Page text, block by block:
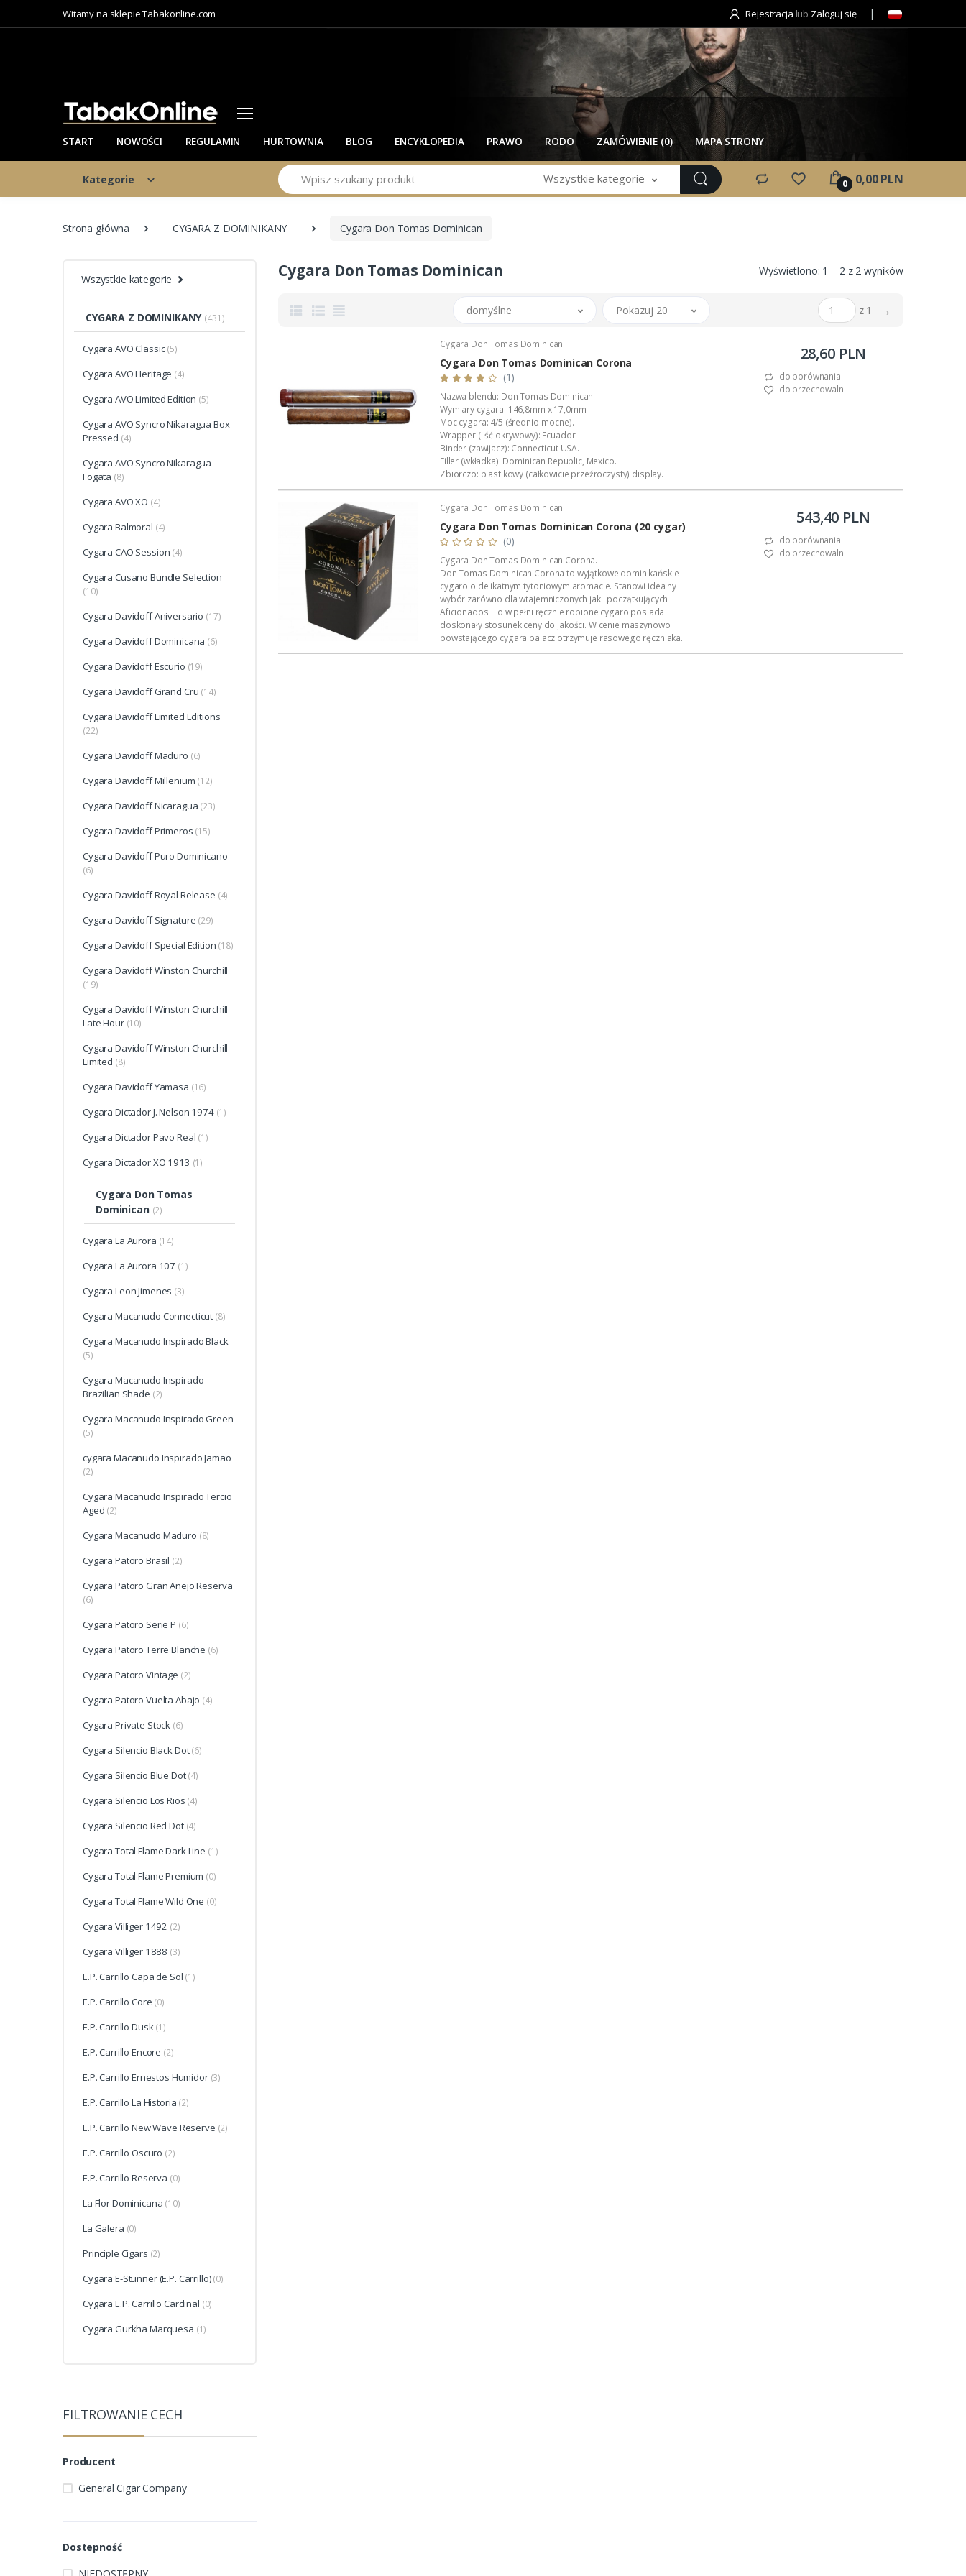
Witamy na sklepie Tabakonline.com Rejestracja lub Zaloguj się
START NOWOŚCI REGULAMIN HURTOWNIA BLOG ENCYKLOPEDIA PRAWO RODO ZAMÓWIENIE (0) MAPA STRONY
Kategorie
Szukaj Wszystkie kategorie 0 0,00 PLN
Strona główna CYGARA Z DOMINIKANY Cygara Don Tomas Dominican
Wszystkie kategorie
CYGARA Z DOMINIKANY (431)
Cygara AVO Classic (5)
Cygara AVO Heritage (4)
Cygara AVO Limited Edition (5)
Cygara AVO Syncro Nikaragua Box
Pressed (4)
Cygara AVO Syncro Nikaragua
Fogata (8)
Cygara AVO XO (4)
Cygara Balmoral (4)
Cygara CAO Session (4)
Cygara Cusano Bundle Selection
(10)
Cygara Davidoff Aniversario (17)
Cygara Davidoff Dominicana (6)
Cygara Davidoff Escurio (19)
Cygara Davidoff Grand Cru (14)
Cygara Davidoff Limited Editions
(22)
Cygara Davidoff Maduro (6)
Cygara Davidoff Millenium (12)
Cygara Davidoff Nicaragua (23)
Cygara Davidoff Primeros (15)
Cygara Davidoff Puro Dominicano
(6)
Cygara Davidoff Royal Release (4)
Cygara Davidoff Signature (29)
Cygara Davidoff Special Edition (18)
Cygara Davidoff Winston Churchill
(19)
Cygara Davidoff Winston Churchill
Late Hour (10)
Cygara Davidoff Winston Churchill
Limited (8)
Cygara Davidoff Yamasa (16)
Cygara Dictador J. Nelson 1974 (1)
Cygara Dictador Pavo Real (1)
Cygara Dictador XO 1913 (1)
Cygara Don Tomas
Dominican (2)
Cygara La Aurora (14)
Cygara La Aurora 107 (1)
Cygara Leon Jimenes (3)
Cygara Macanudo Connecticut (8)
Cygara Macanudo Inspirado Black
(5)
Cygara Macanudo Inspirado
Brazilian Shade (2)
Cygara Macanudo Inspirado Green
(5)
cygara Macanudo Inspirado Jamao
(2)
Cygara Macanudo Inspirado Tercio
Aged (2)
Cygara Macanudo Maduro (8)
Cygara Patoro Brasil (2)
Cygara Patoro Gran Añejo Reserva
(6)
Cygara Patoro Serie P (6)
Cygara Patoro Terre Blanche (6)
Cygara Patoro Vintage (2)
Cygara Patoro Vuelta Abajo (4)
Cygara Private Stock (6)
Cygara Silencio Black Dot (6)
Cygara Silencio Blue Dot (4)
Cygara Silencio Los Rios (4)
Cygara Silencio Red Dot (4)
Cygara Total Flame Dark Line (1)
Cygara Total Flame Premium (0)
Cygara Total Flame Wild One (0)
Cygara Villiger 1492 (2)
Cygara Villiger 1888 (3)
E.P. Carrillo Capa de Sol (1)
E.P. Carrillo Core (0)
E.P. Carrillo Dusk (1)
E.P. Carrillo Encore (2)
E.P. Carrillo Ernestos Humidor (3)
E.P. Carrillo La Historia (2)
E.P. Carrillo New Wave Reserve (2)
E.P. Carrillo Oscuro (2)
E.P. Carrillo Reserva (0)
La Flor Dominicana (10)
La Galera (0)
Principle Cigars (2)
Cygara E-Stunner (E.P. Carrillo) (0)
Cygara E.P. Carrillo Cardinal (0)
Cygara Gurkha Marquesa (1)
FILTROWANIE CECH
Producent
General Cigar Company
Dostepność
Cygara Don Tomas Dominican Wyświetlono: 1 – 2 z 2 wyników
domyślne Pokazuj 20 z 1 →
Cygara Don Tomas Dominican
Cygara Don Tomas Dominican Corona
(1)
Nazwa blendu: Don Tomas Dominican.
Wymiary cygara: 146,8mm x 17,0mm.
Moc cygara: 4/5 (średnio-mocne).
Wrapper (liść okrywowy): Ecuador.
Binder (zawijacz): Connecticut USA.
Filler (wkładka): Dominican Republic, Mexico.
Zbiorczo: plastikowy (całkowicie przeźroczysty) display.
Wykonanie: całkowicie ręczne.
Produkcja: stała.
Dystrybucja w Polsce: Akan Tobacco
Podana wartość to: cena za jedno...
28,60 PLN
do porównania
do przechowalni
Cygara Don Tomas Dominican
Cygara Don Tomas Dominican Corona (20 cygar)
(0)
Cygara Don Tomas Dominican Corona.
Don Tomas Dominican Corona to wyjątkowe dominikańskie
cygaro o delikatnym tytoniowym aromacie. Stanowi idealny
wybór zarówno dla wtajemniczonych jak i początkujących
Aficionados. To w pełni ręcznie robione cygaro posiada
doskonały stosunek ceny do jakości. W cenie maszynowo
powstającego cygara palacz otrzymuje rasowego ręczniaka.
Każda sztuka zapakowana jest w szklaną tubę z
543,40 PLN
do porównania
do przechowalni